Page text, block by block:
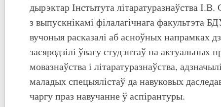
дырэктар Інстытута літаратуразнаўства І.В.
з выпускнікамі філалагічнага факультэта
вучоныя расказалі аб асноўных напрамках
засяродзілі ўвагу студэнтаў на актуальных
мовазнаўства і літаратуразнаўства,
маладых спецыялістаў да навуковых
чаргу праз навучанне ў аспірантуры.